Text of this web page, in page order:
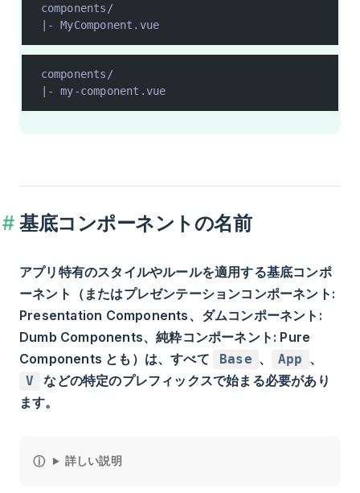
components/
|- MyComponent.vue
components/
|- my-component.vue
基底コンポーネントの名前
アプリ特有のスタイルやルールを適用する基底コンポ
ーネント（またはプレゼンテーションコンポーネント:
Presentation Components、ダムコンポーネント:
Dumb Components、純粋コンポーネント: Pure
Components とも）は、すべて
Base 、 App 、
V
などの特定のプレフィックスで始まる必要があり
ます。
詳しい説明